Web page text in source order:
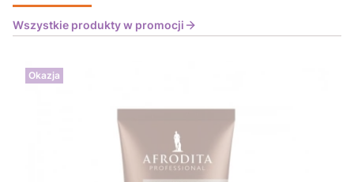
Wszystkie produkty w promocji
Okazja